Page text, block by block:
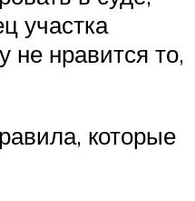
участка
не нравится то,
которые